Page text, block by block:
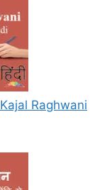
Kajal Raghwani